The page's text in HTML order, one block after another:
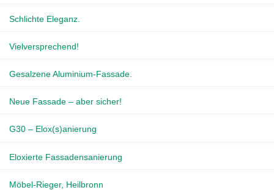
Schlichte Eleganz.
Vielversprechend!
Gesalzene Aluminium-Fassade.
Neue Fassade – aber sicher!
G30 – Elox(s)anierung
Eloxierte Fassadensanierung
Möbel-Rieger, Heilbronn